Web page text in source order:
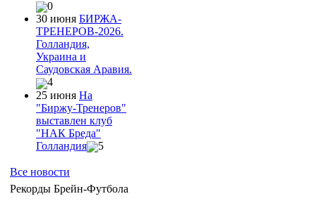
0
30 июня БИРЖА-
ТРЕНЕРОВ-2026.
Голландия,
Украина и
Саудовская Аравия.
4
25 июня На
"Биржу-Тренеров"
выставлен клуб
"НАК Бреда"
Голландия
5
Все новости
Рекорды Брейн-Футбола